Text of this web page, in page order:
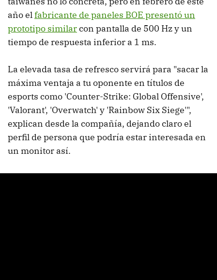
año elfabricante de paneles BOE presentó un
prototipo similarcon pantalla de 500 Hz y un
tiempo de respuesta inferior a 1 ms.
La elevada tasa de refresco servirá para "sacar la
máxima ventaja a tu oponente en títulos de
esports como 'Counter-Strike: Global Offensive',
'Valorant', 'Overwatch' y 'Rainbow Six Siege'",
explican desde la compañía, dejando claro el
perfil de persona que podría estar interesada en
un monitor así.